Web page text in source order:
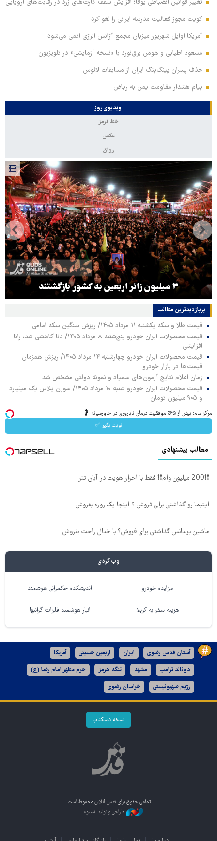
تغییر قوانین انضباطی یوفا؛ افزایش سقف کارت‌های زرد در رقابت‌های اروپایی
کویت مجوز فعالیت مدرسه ایرانی را لغو کرد
آمریکا اوایل شهریور میزبان مجمع آژانس انرژی اتمی می‌شود
مسعود اطیابی و هومن برق‌نورد با «نسخه آزمایشی» در تلویزیون
حذف پسران پینگ‌پنگ ایران از مسابقات لائوس
پیام هشدار مقاومت یمن به ریاض
ویدیوی روز
خط قرمز
عکس
رواق
۳ میلیون زائر اربعین به کشور بازگشتند
پربازدیدترین‌ مطالب
قیمت طلا و سکه یکشنبه ۱۱ مرداد ۱۴۰۵/ ریزش سنگین سکه امامی
قیمت محصولات ایران خودرو پنج‌شنبه ۸ مرداد ۱۴۰۵/ دنا کاهشی شد، رانا
افزایشی
قیمت محصولات ایران خودرو چهارشنبه ۱۴ مرداد ۱۴۰۵/ ریزش همزمان
قیمت‌ها در بازار خودرو
زمان اعلام نتایج آزمون‌های سمپاد و نمونه دولتی مشخص شد
قیمت محصولات ایران خودرو شنبه ۱۰ مرداد ۱۴۰۵/ سورن پلاس یک میلیارد
و ۹۰۵ میلیون تومان
مرکز مام؛ بیش از ۶۵٪ موفقیت درمان ناباروری در خاورمیانه 🤰
نوبت بگیر ✅
مطالب پیشنهادی
❗❗200 میلیون وام❗❗ فقط با احراز هویت در آبان تتر
اپتیما رو گذاشتی برای فروش ؟ اینجا یک روزه بفروش
ماشین برلیانس گذاشتی برای فروش؟ با خیال راحت بفروش
وب گردی
مزایده خودرو اندیشکده حکمرانی هوشمند
هزینه سفر به کربلا انبار هوشمند فلزات گرانبها
آستان قدس رضوی ایران اربعین حسینی آمریکا
دونالد ترامپ مشهد تنگه هرمز حرم مطهر امام رضا (ع)
رژیم صهیونیستی خراسان رضوی
نسخه دسکتاپ
تمامی حقوق برای قدس آنلاین محفوظ است.
طراحی و تولید: نستوه